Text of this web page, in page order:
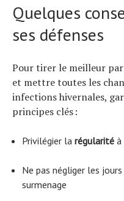
Quelques
ses défenses
Pour tirer le meilleur
et mettre toutes les
infections hivernales,
principes clés :
Privilégier la régularité à
Ne pas négliger les
surmenage